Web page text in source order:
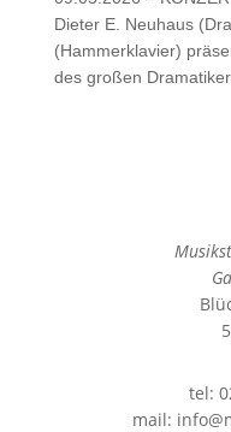
Dieter E. Neuhaus
(Hammerklavier)
des großen
tel:
mail: